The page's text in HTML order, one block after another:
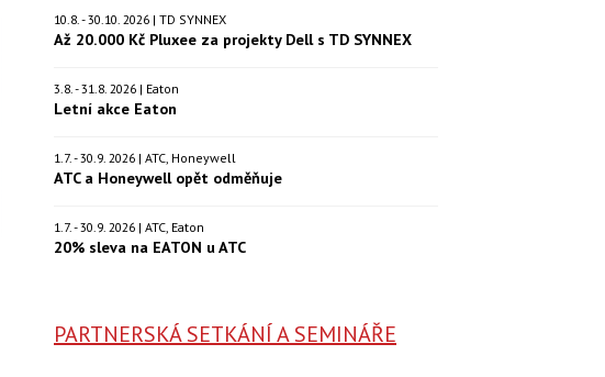
10.8. - 30.10. 2026 | TD SYNNEX
Až 20.000 Kč Pluxee za projekty Dell s TD SYNNEX
3.8. - 31.8. 2026 | Eaton
Letní akce Eaton
1.7. - 30.9. 2026 | ATC, Honeywell
ATC a Honeywell opět odměňuje
1.7. - 30.9. 2026 | ATC, Eaton
20% sleva na EATON u ATC
PARTNERSKÁ SETKÁNÍ A SEMINÁŘE